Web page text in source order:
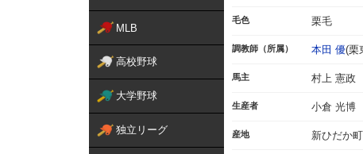
MLB
高校野球
大学野球
独立リーグ
毛色 栗毛
調教師（所属） 本田 優(栗
馬主 村上 憲政
生産者 小倉 光博
産地 新ひだか町